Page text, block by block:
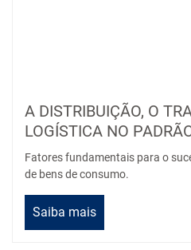
A DISTRIBUIÇÃO, O
LOGÍSTICA NO
Fatores fundamentais para o
de bens de consumo.
Saiba mais